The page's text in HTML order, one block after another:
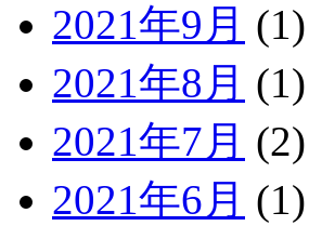
2021年9月 (1)
2021年8月 (1)
2021年7月 (2)
2021年6月 (1)